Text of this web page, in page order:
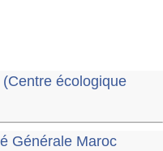
écologique
Générale Maroc